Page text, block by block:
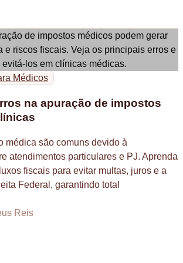
Médicos
na apuração de impostos
médica são comuns devido à
atendimentos particulares e PJ. Aprenda
fiscais para evitar multas, juros e a
Federal, garantindo total
Reis